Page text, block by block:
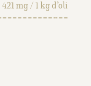
421 mg / 1 kg d’oli